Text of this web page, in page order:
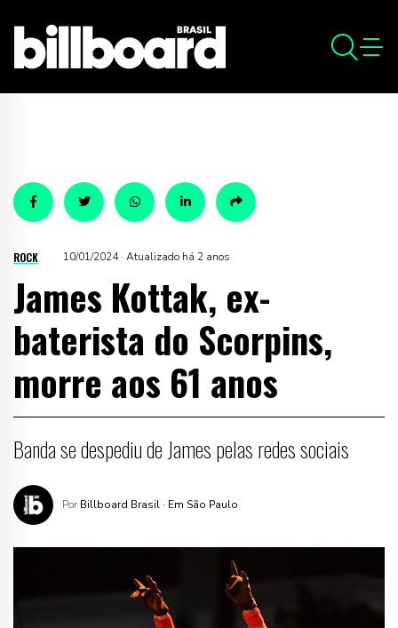
ROCK 10/01/2024 · Atualizado há 2 anos
James Kottak, ex-
baterista do Scorpins,
morre aos 61 anos
Banda se despediu de James pelas redes sociais
Por Billboard Brasil · Em São Paulo